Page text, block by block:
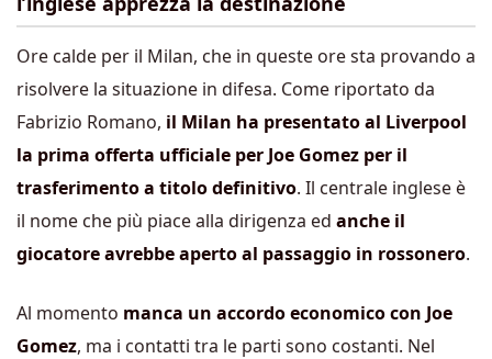
Ore calde per il Milan, che in queste ore sta provando a
risolvere la situazione in difesa. Come riportato da
Fabrizio Romano, il Milan ha presentato al Liverpool
la prima offerta ufficiale per Joe Gomez per il
trasferimento a titolo definitivo. Il centrale inglese è
il nome che più piace alla dirigenza ed anche il
giocatore avrebbe aperto al passaggio in rossonero.
Al momento manca un accordo economico con Joe
Gomez, ma i contatti tra le parti sono costanti. Nel